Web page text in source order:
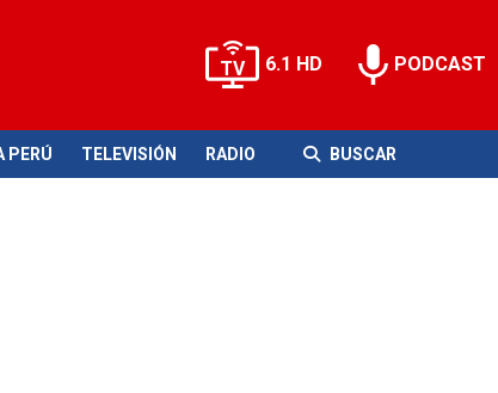
6.1 HD PODCAST
PERÚ TELEVISIÓN RADIO BUSCAR